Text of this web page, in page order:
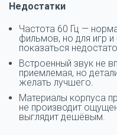
Недостатки
Частота 60 Гц —
фильмов, но для игр
показаться
Встроенный звук не
приемлемая, но
желать лучшего.
Материалы корпуса
не производит
выглядит дешёвым.